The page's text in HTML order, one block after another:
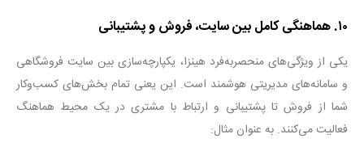
۱۰.هماهنگی کامل بین سایت، فروش و پشتیبانی
یکی از ویژگی‌های منحصربه‌فرد هینزا، یکپارچه‌سازی بین سایت فروشگاهی
و سامانه‌های مدیریتی هوشمند است. این یعنی تمام بخش‌های کسب‌وکار
شما از فروش تا پشتیبانی و ارتباط با مشتری در یک محیط هماهنگ
فعالیت می‌کنند. به عنوان مثال: